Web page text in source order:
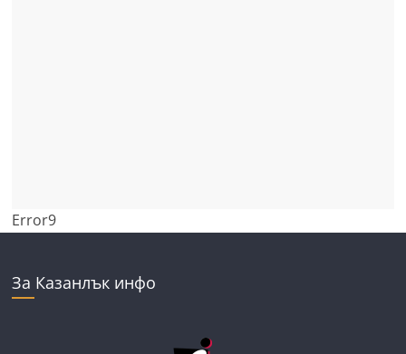
Error9
За Казанлък инфо